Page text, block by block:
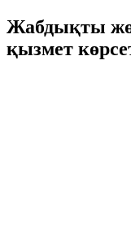
Жабдықты
қызмет